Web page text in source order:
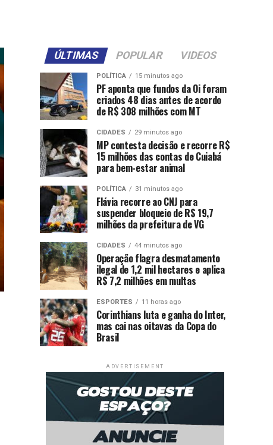
ÚLTIMAS POPULAR VIDEOS
POLÍTICA 15 minutos ago
PF aponta que fundos da Oi foram
criados 48 dias antes de acordo
de R$ 308 milhões com MT
CIDADES 29 minutos ago
MP contesta decisão e recorre R$
15 milhões das contas de Cuiabá
para bem-estar animal
POLÍTICA 31 minutos ago
Flávia recorre ao CNJ para
suspender bloqueio de R$ 19,7
milhões da prefeitura de VG
CIDADES 44 minutos ago
Operação flagra desmatamento
ilegal de 1,2 mil hectares e aplica
R$ 7,2 milhões em multas
ESPORTES 11 horas ago
Corinthians luta e ganha do Inter,
mas cai nas oitavas da Copa do
Brasil
ADVERTISEMENT